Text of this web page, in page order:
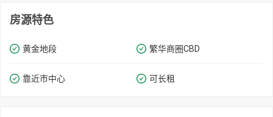
房源特色
黄金地段 繁华商圈​​CBD
靠近市中心 可长租